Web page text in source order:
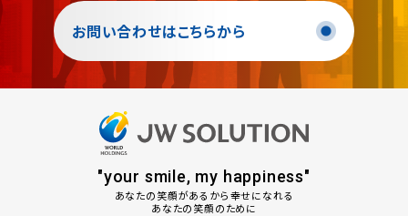
お問い合わせはこちらから
"your smile, my happiness"
あなたの笑顔があるから幸せになれる
あなたの笑顔のために